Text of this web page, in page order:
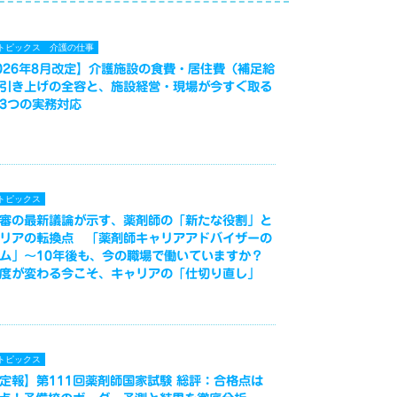
ピックス 介護の仕事
年8月改定】介護施設の食費・居住費（補足給
き上げの全容と、施設経営・現場が今すぐ取る
つの実務対応
ピックス
の最新議論が示す、薬剤師の「新たな役割」と
アの転換点 「薬剤師キャリアアドバイザーの
」～10年後も、今の職場で働いていますか？
が変わる今こそ、キャリアの「仕切り直し」
ピックス
報】第111回薬剤師国家試験 総評：合格点は